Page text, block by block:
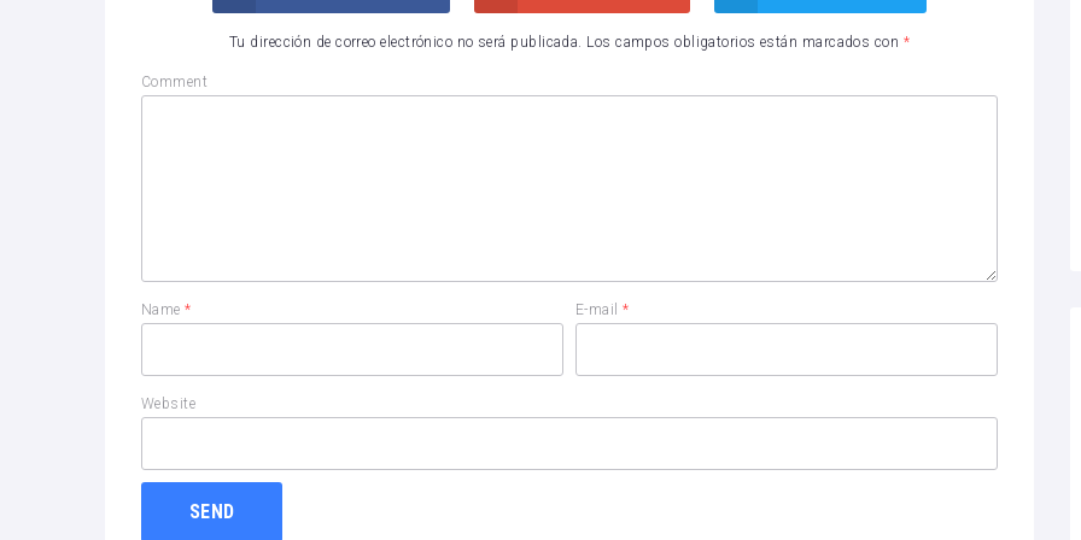
Tu dirección de correo electrónico no será publicada. Los campos obligatorios están marcados con *
Comment
Name* E-mail*
Website